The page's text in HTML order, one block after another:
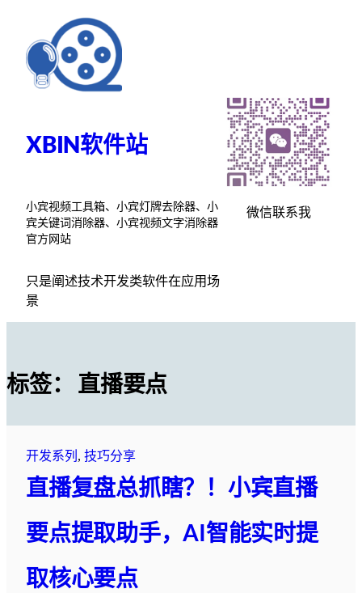
XBIN软件站
小宾视频工具箱、小宾灯牌去除器、小
宾关键词消除器、小宾视频文字消除器
官方网站
只是阐述技术开发类软件在应用场
景
微信联系我
标签： 直播要点
开发系列 , 技巧分享
直播复盘总抓瞎？！小宾直播
要点提取助手，AI智能实时提
取核心要点